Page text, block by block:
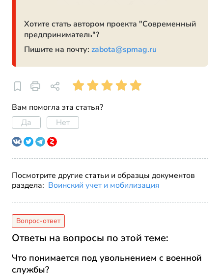
Хотите стать автором проекта "Современный
предприниматель"?
Пишите на почту: zabota@spmag.ru
Вам помогла эта статья?
Да
Нет
Посмотрите другие статьи и образцы документов
раздела: Воинский учет и мобилизация
Ответы на вопросы по этой теме:
Что понимается под увольнением с военной
службы?